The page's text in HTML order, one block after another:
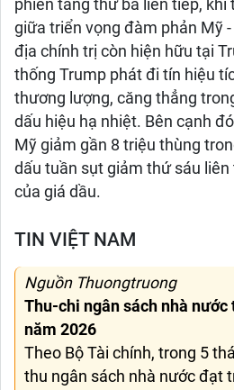
phiên tăng thứ ba liên tiếp, khi
giữa triển vọng đàm phản Mỹ
địa chính trị còn hiện hữu tại
thống Trump phát đi tín hiệu
thương lượng, căng thẳng
dấu hiệu hạ nhiệt. Bên cạnh
Mỹ giảm gần 8 triệu thùng
dấu tuần sụt giảm thứ sáu
của giá dầu.
TIN VIỆT NAM
Nguồn Thuongtruong
Thu-chi ngân sách nhà
năm 2026
Theo Bộ Tài chính, trong 5
thu ngân sách nhà nước đạt